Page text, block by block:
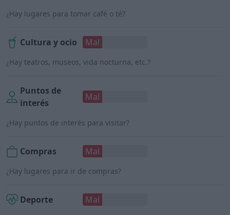
¿Hay lugares para tomar café o té?
Cultura y ocio Mal
¿Hay teatros, museos, vida nocturna, etc.?
Puntos de
interés
Mal
¿Hay puntos de interés para visitar?
Compras Mal
¿Hay lugares para ir de compras?
Deporte Mal